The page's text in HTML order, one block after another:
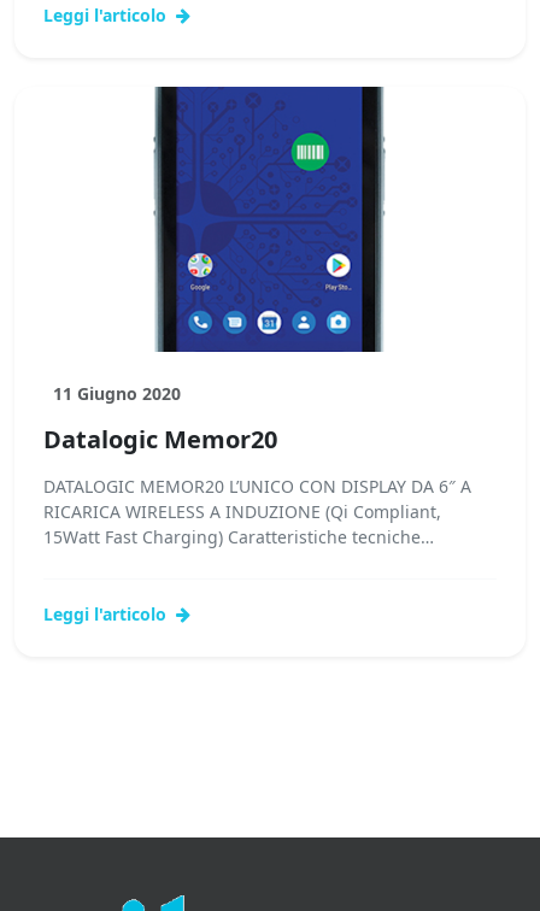
Leggi l'articolo
11 Giugno 2020
Datalogic Memor20
DATALOGIC MEMOR20 L’UNICO CON DISPLAY DA 6″ A
RICARICA WIRELESS A INDUZIONE (Qi Compliant,
15Watt Fast Charging) Caratteristiche tecniche
Leggi l'articolo